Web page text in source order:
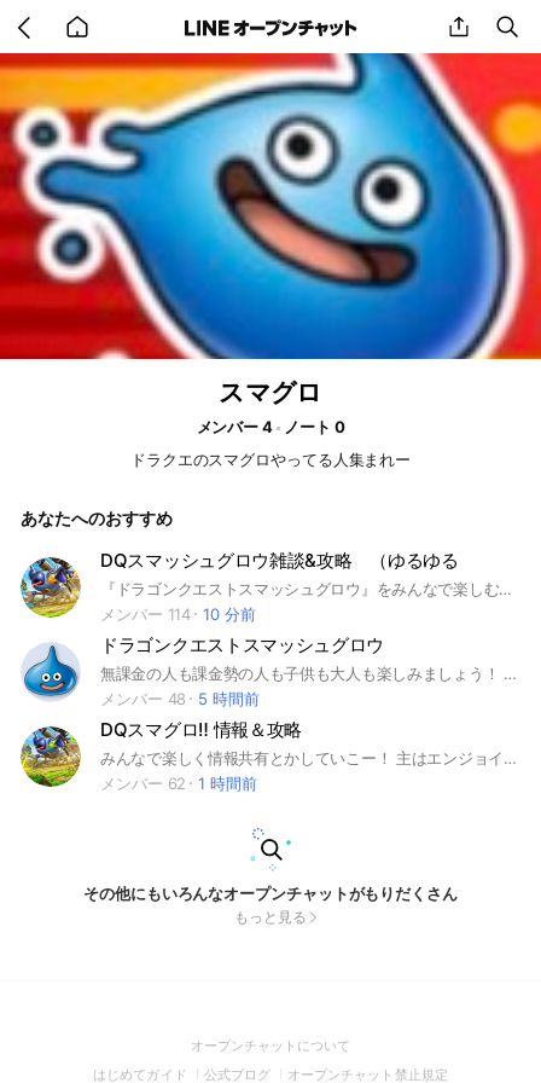
back
to
home
share
スマグロ
メンバー 4
ノート 0
ドラクエのスマグロやってる人集まれー
あなたへのおすすめ
DQスマッシュグロウ雑談&攻略 （ゆるゆる
『ドラゴンクエストスマッシュグロウ』をみんなで楽しむためのオープンチャットです⚔️✨ 攻略情報やおすすめ編成、イベント・アップデート情報、雑談などをゆる〜く話してます！ 始めたばかりの初心者さんも、やり込み勢さんも、これからもっと強くなりたい人も大歓迎！ 質問・相談・情報共有など気軽にどうぞ〜 みんなで楽しくスマグロを盛り上げていきましょう！ #ドラクエ #スマグロ #雑談 #スマッシュグロウ #ドラゴンクエスト #DQ
メンバー 114
10 分前
ドラゴンクエストスマッシュグロウ
無課金の人も課金勢の人も子供も大人も楽しみましょう！ #スクエニ #ドラゴンクエスト #ドラクエ #スマッシュグロウ #スマグロ
メンバー 48
5 時間前
DQスマグロ‼️ 情報＆攻略
みんなで楽しく情報共有とかしていこー！ 主はエンジョイ勢です✨️ 誰でも大歓迎だよっ！ #ドラゴンクエストスマッシュグロウ #DQスマグロ #DQ #スマグロ #ドラゴンクエスト #ゲーム #攻略 #情報 #エンジョイ #
メンバー 62
1 時間前
その他にもいろんなオープンチャットがもりだくさん
もっと見る
オープンチャットについて
in
はじめてガイド (Open
公式ブログ (Open
オープンチャット禁止規定(Open